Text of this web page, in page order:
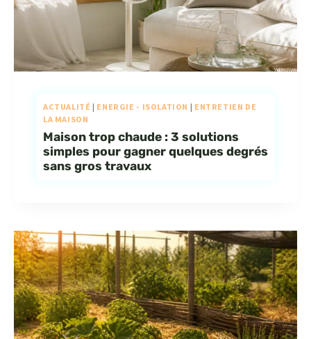
ACTUALITÉ | ENERGIE - ISOLATION | ENTRETIEN DE
LA MAISON
Maison trop chaude : 3 solutions
simples pour gagner quelques degrés
sans gros travaux